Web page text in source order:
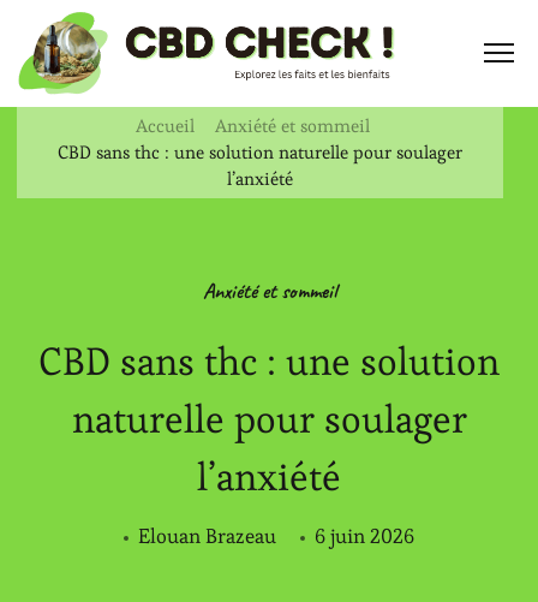
Accueil
Anxiété et sommeil
CBD sans thc : une solution naturelle pour soulager
l’anxiété
Anxiété et sommeil
CBD sans thc : une solution
naturelle pour soulager
l’anxiété
Elouan Brazeau 6 juin 2026